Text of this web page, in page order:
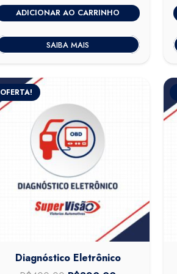
preço
original
era:
preço
atual
é:
R$320,00.
ADICIONAR AO CARRINHO
SAIBA MAIS
OFERTA!
Diagnóstico Eletrônico